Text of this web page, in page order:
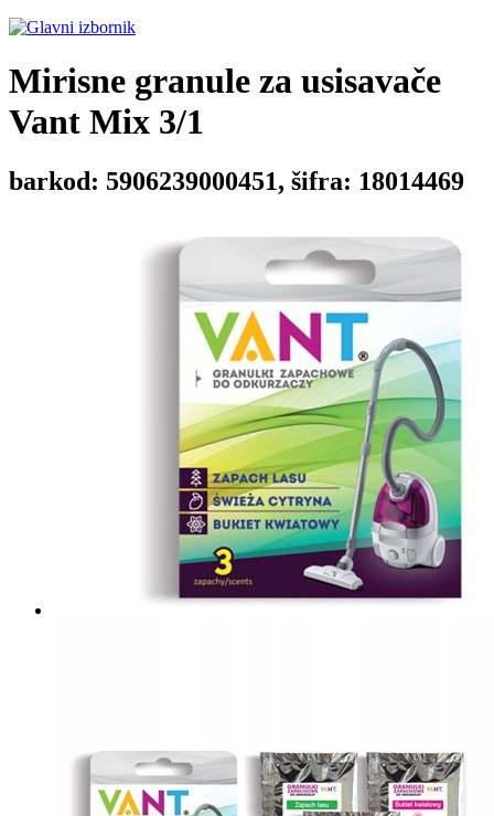
Mirisne granule za usisavače
Vant Mix 3/1
barkod: 5906239000451, šifra: 18014469